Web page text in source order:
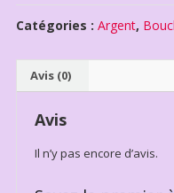
Catégories : Argent,
Avis (0)
Avis
Il n’y pas encore d’avis.